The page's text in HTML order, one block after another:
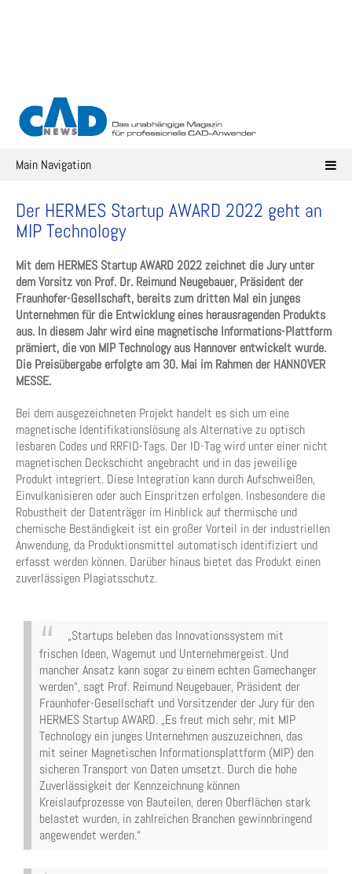
Main Navigation
Der HERMES Startup AWARD 2022 geht an
MIP Technology
Mit dem HERMES Startup AWARD 2022 zeichnet die Jury unter
dem Vorsitz von Prof. Dr. Reimund Neugebauer, Präsident der
Fraunhofer-Gesellschaft, bereits zum dritten Mal ein junges
Unternehmen für die Entwicklung eines herausragenden Produkts
aus. In diesem Jahr wird eine magnetische Informations-Plattform
prämiert, die von MIP Technology aus Hannover entwickelt wurde.
Die Preisübergabe erfolgte am 30. Mai im Rahmen der HANNOVER
MESSE.
Bei dem ausgezeichneten Projekt handelt es sich um eine
magnetische Identifikationslösung als Alternative zu optisch
lesbaren Codes und RRFID-Tags. Der ID-Tag wird unter einer nicht
magnetischen Deckschicht angebracht und in das jeweilige
Produkt integriert. Diese Integration kann durch Aufschweißen,
Einvulkanisieren oder auch Einspritzen erfolgen. Insbesondere die
Robustheit der Datenträger im Hinblick auf thermische und
chemische Beständigkeit ist ein großer Vorteil in der industriellen
Anwendung, da Produktionsmittel automatisch identifiziert und
erfasst werden können. Darüber hinaus bietet das Produkt einen
zuverlässigen Plagiatsschutz.
„Startups beleben das Innovationssystem mit
frischen Ideen, Wagemut und Unternehmergeist. Und
mancher Ansatz kann sogar zu einem echten Gamechanger
werden“, sagt Prof. Reimund Neugebauer, Präsident der
Fraunhofer-Gesellschaft und Vorsitzender der Jury für den
HERMES Startup AWARD. „Es freut mich sehr, mit MIP
Technology ein junges Unternehmen auszuzeichnen, das
mit seiner Magnetischen Informationsplattform (MIP) den
sicheren Transport von Daten umsetzt. Durch die hohe
Zuverlässigkeit der Kennzeichnung können
Kreislaufprozesse von Bauteilen, deren Oberflächen stark
belastet wurden, in zahlreichen Branchen gewinnbringend
angewendet werden.“